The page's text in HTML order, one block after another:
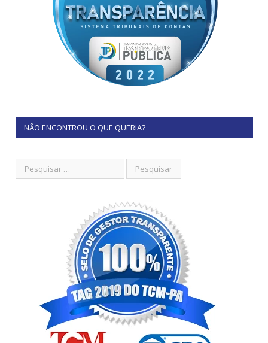
NÃO ENCONTROU O QUE QUERIA?